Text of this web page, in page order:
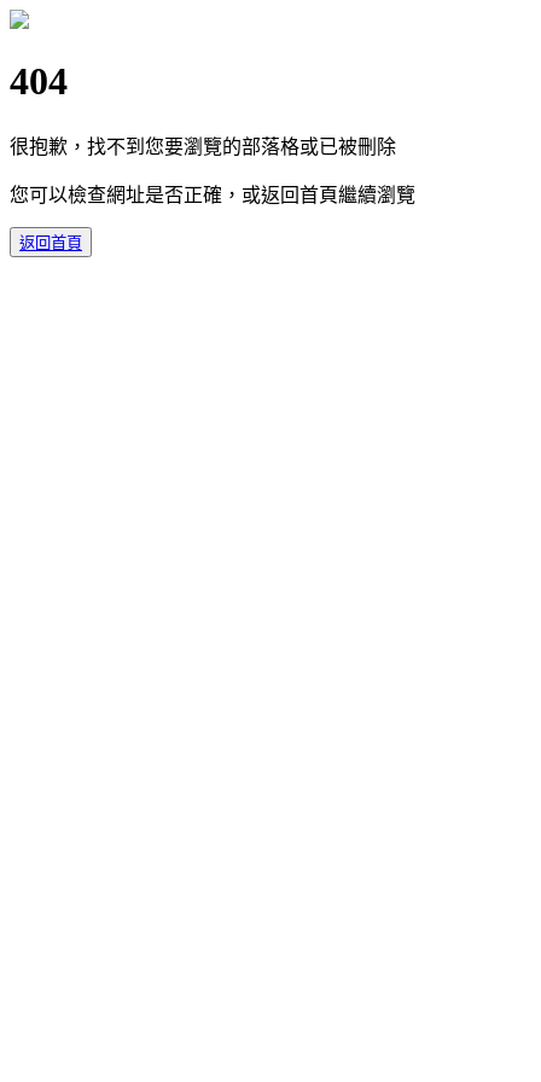
404
很抱歉，找不到您要瀏覽的部落格或已被刪除
您可以檢查網址是否正確，或返回首頁繼續瀏覽
返回首頁